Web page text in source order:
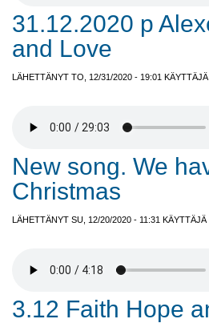
31.12.2020 p
and Love
LÄHETTÄNYT TO, 12/31/2020 - 19:01 KÄYTTÄJÄ
New song. We
Christmas
LÄHETTÄNYT SU, 12/20/2020 - 11:31 KÄYTTÄJÄ
3.12 Faith Hope